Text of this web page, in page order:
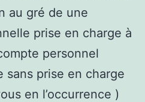
au gré de une
prise en charge à
personnel
sans prise en charge
en l’occurrence )